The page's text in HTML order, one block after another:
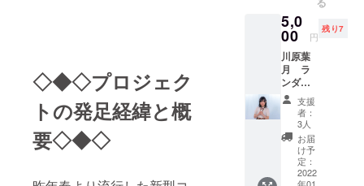
◇◆◇プロジェク
トの発足経緯と概
要◇◆◇
の発送
予定と
す。
のオリ
ジナル
デザイ
ンとな
りま
す。
※返礼
品:文理
大学連
連長か
らの感
謝の手
紙 ＋連
員全員
が書い
た感謝
の記念
色紙
5,0
00 円
残り7
川原葉
月 ラ
ンダム
チェキ
コース
いただ
いた支
援金を
出演者
にイベ
支援
者：
3人
お届
け予
定：
2022
年01